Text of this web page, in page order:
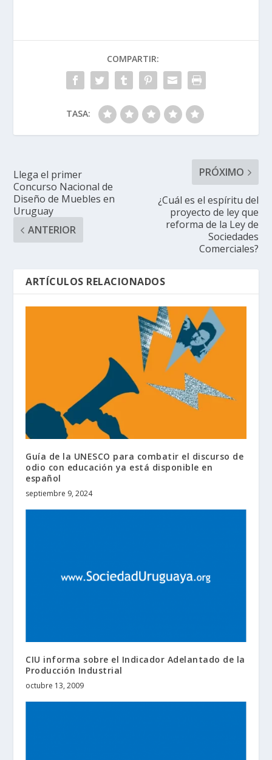
COMPARTIR:
TASA:
Llega el primer
Concurso Nacional de
Diseño de Muebles en
Uruguay
ANTERIOR
PRÓXIMO
¿Cuál es el espíritu del
proyecto de ley que
reforma de la Ley de
Sociedades
Comerciales?
ARTÍCULOS RELACIONADOS
Guía de la UNESCO para combatir el discurso de
odio con educación ya está disponible en
español
septiembre 9, 2024
CIU informa sobre el Indicador Adelantado de la
Producción Industrial
octubre 13, 2009